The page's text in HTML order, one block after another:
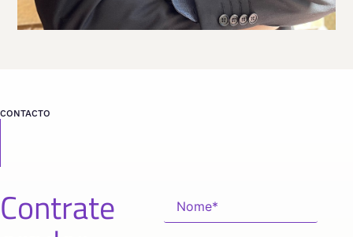
CONTACTO
Contrate